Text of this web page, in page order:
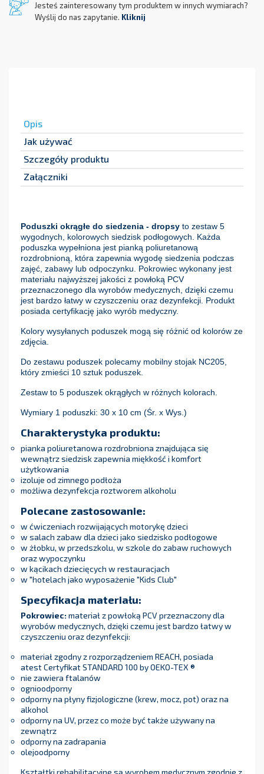
Jesteś zainteresowany tym produktem w innych wymiarach?
Wyślij do nas zapytanie. Kliknij
Opis
Jak używać
Szczegóły produktu
Załączniki
Poduszki okrągłe do siedzenia - dropsy to zestaw 5
wygodnych, kolorowych siedzisk podłogowych. Każda
poduszka wypełniona jest pianką poliuretanową
rozdrobnioną, która zapewnia wygodę siedzenia podczas
zajęć, zabawy lub odpoczynku. Pokrowiec wykonany jest
materiału najwyższej jakości z powłoką PCV
przeznaczonego dla wyrobów medycznych, dzięki czemu
jest bardzo łatwy w czyszczeniu oraz dezynfekcji. Produkt
posiada certyfikację jako wyrób medyczny.
Kolory wysyłanych poduszek mogą się różnić od kolorów ze
zdjęcia.
Do zestawu poduszek polecamy mobilny stojak NC205,
który zmieści 10 sztuk poduszek.
Zestaw to 5 poduszek okrągłych w różnych kolorach.
Wymiary 1 poduszki: 30 x 10 cm (Śr. x Wys.)
Charakterystyka produktu:
pianka poliuretanowa rozdrobniona znajdująca się
wewnątrz siedzisk zapewnia miękkość i komfort
użytkowania
izoluje od zimnego podłoża
możliwa dezynfekcja roztworem alkoholu
Polecane zastosowanie:
w ćwiczeniach rozwijających motorykę dzieci
w salach zabaw dla dzieci jako siedzisko podłogowe
w żłobku, w przedszkolu, w szkole do zabaw ruchowych
oraz wypoczynku
w kącikach dziecięcych w restauracjach
w "hotelach jako wyposażenie "Kids Club"
Specyfikacja materiału:
Pokrowiec:materiał z powłoką PCV przeznaczony dla
wyrobów medycznych, dzięki czemu jest bardzo łatwy w
czyszczeniu oraz dezynfekcji:
materiał zgodny z rozporządzeniem REACH, posiada
atest Certyfikat STANDARD 100 by OEKO-TEX ®
nie zawiera ftalanów
ognioodporny
odporny na płyny fizjologiczne (krew, mocz, pot) oraz na
alkohol
odporny na UV, przez co może być także używany na
zewnątrz
odporny na zadrapania
olejoodporny